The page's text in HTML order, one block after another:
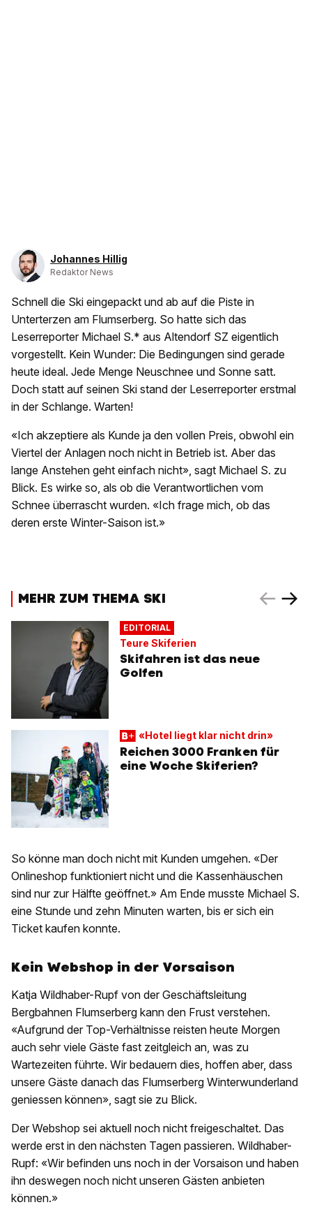
Johannes Hillig
Redaktor News
Schnell die Ski eingepackt und ab auf die Piste in
Unterterzen am Flumserberg. So hatte sich das
Leserreporter Michael S.* aus Altendorf SZ eigentlich
vorgestellt. Kein Wunder: Die Bedingungen sind gerade
heute ideal. Jede Menge Neuschnee und Sonne satt.
Doch statt auf seinen Ski stand der Leserreporter erstmal
in der Schlange. Warten!
«Ich akzeptiere als Kunde ja den vollen Preis, obwohl ein
Viertel der Anlagen noch nicht in Betrieb ist. Aber das
lange Anstehen geht einfach nicht», sagt Michael S. zu
Blick. Es wirke so, als ob die Verantwortlichen vom
Schnee überrascht wurden. «Ich frage mich, ob das
deren erste Winter-Saison ist.»
MEHR ZUM THEMA SKI
EDITORIAL
Teure Skiferien
Skifahren ist das neue
Golfen
«Hotel liegt klar nicht drin»
Reichen 3000 Franken für
eine Woche Skiferien?
So könne man doch nicht mit Kunden umgehen. «Der
Onlineshop funktioniert nicht und die Kassenhäuschen
sind nur zur Hälfte geöffnet.» Am Ende musste Michael S.
eine Stunde und zehn Minuten warten, bis er sich ein
Ticket kaufen konnte.
Kein Webshop in der Vorsaison
Katja Wildhaber-Rupf von der Geschäftsleitung
Bergbahnen Flumserberg kann den Frust verstehen.
«Aufgrund der Top-Verhältnisse reisten heute Morgen
auch sehr viele Gäste fast zeitgleich an, was zu
Wartezeiten führte. Wir bedauern dies, hoffen aber, dass
unsere Gäste danach das Flumserberg Winterwunderland
geniessen können», sagt sie zu Blick.
Der Webshop sei aktuell noch nicht freigeschaltet. Das
werde erst in den nächsten Tagen passieren. Wildhaber-
Rupf: «Wir befinden uns noch in der Vorsaison und haben
ihn deswegen noch nicht unseren Gästen anbieten
können.»